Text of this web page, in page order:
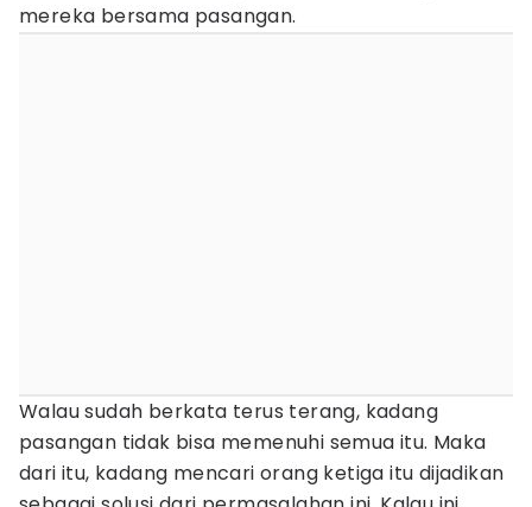
mereka bersama pasangan.
Walau sudah berkata terus terang, kadang
pasangan tidak bisa memenuhi semua itu. Maka
dari itu, kadang mencari orang ketiga itu dijadikan